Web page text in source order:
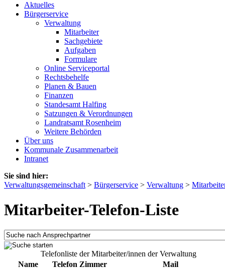
Aktuelles
Bürgerservice
Verwaltung
Mitarbeiter
Sachgebiete
Aufgaben
Formulare
Online Serviceportal
Rechtsbehelfe
Planen & Bauen
Finanzen
Standesamt Halfing
Satzungen & Verordnungen
Landratsamt Rosenheim
Weitere Behörden
Über uns
Kommunale Zusammenarbeit
Intranet
Sie sind hier:
Verwaltungsgemeinschaft > Bürgerservice > Verwaltung >
Mitarbeiter-Telefon-Liste
Telefonliste der Mitarbeiter/innen der Verwaltung
Name
Telefon Zimmer
Mail